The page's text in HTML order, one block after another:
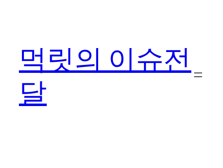
먹릿의 이슈전
달